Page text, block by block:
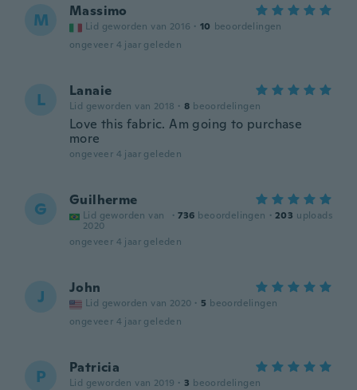
M Massimo
Lid geworden van 2016 · 10 beoordelingen
ongeveer 4 jaar geleden
L Lanaie
Lid geworden van 2018 · 8 beoordelingen
Love this fabric. Am going to purchase
more
ongeveer 4 jaar geleden
G Guilherme
Lid geworden van
2020
· 736 beoordelingen · 203 uploads
ongeveer 4 jaar geleden
J John
Lid geworden van 2020 · 5 beoordelingen
ongeveer 4 jaar geleden
P Patricia
Lid geworden van 2019 · 3 beoordelingen